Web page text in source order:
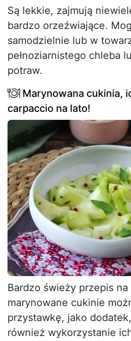
Są lekkie, zajmują
bardzo orzeźwiające.
samodzielnie lub w
pełnoziarnistego chleba
potraw.
Marynowana cukinia,
carpaccio na lato!
Bardzo świeży przepis
marynowane cukinie
przystawkę, jako
również wykorzystanie